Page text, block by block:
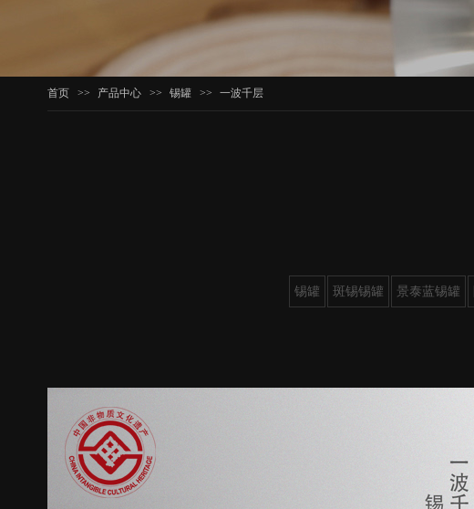
首页 >> 产品中心 >> 锡罐 >> 一波千层
锡罐 斑锡锡罐 景泰蓝锡罐